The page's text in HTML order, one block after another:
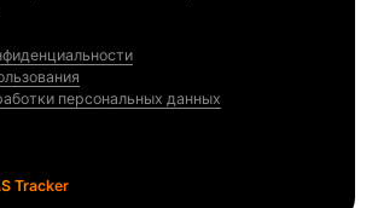
персональных данных
Tracker